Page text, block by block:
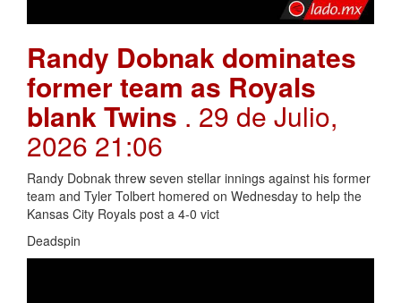
Randy Dobnak dominates
former team as Royals
blank Twins . 29 de Julio,
2026 21:06
Randy Dobnak threw seven stellar innings against his former
team and Tyler Tolbert homered on Wednesday to help the
Kansas City Royals post a 4-0 vict
Deadspin